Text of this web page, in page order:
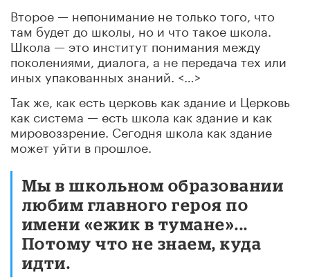
Второе — непонимание не только того, что
там будет до школы, но и что такое школа.
Школа — это институт понимания между
поколениями, диалога, а не передача тех или
иных упакованных знаний. <…>
Так же, как есть церковь как здание и Церковь
как система — есть школа как здание и как
мировоззрение. Сегодня школа как здание
может уйти в прошлое.
Мы в школьном образовании
любим главного героя по
имени «ежик в тумане»...
Потому что не знаем, куда
идти.